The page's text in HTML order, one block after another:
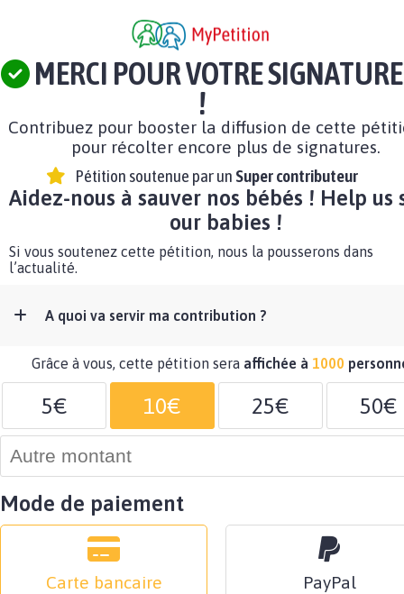
MERCI POUR VOTRE SIGNATURE
!
Contribuez pour booster la diffusion de cette
pour récolter encore plus de signatures.
Pétition soutenue par un Super contributeur
Aidez-nous à sauver nos bébés ! Help us
our babies !
Si vous soutenez cette pétition, nous la pousserons dans
l’actualité.
A quoi va servir ma contribution ?
Grâce à vous, cette pétition sera affichée à 1000
5€ 10€ 25€ 50€
Mode de paiement
Carte bancaire PayPal